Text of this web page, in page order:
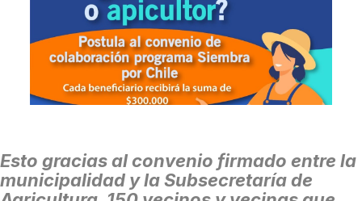
Esto gracias al convenio firmado entre la
municipalidad y la Subsecretaría de